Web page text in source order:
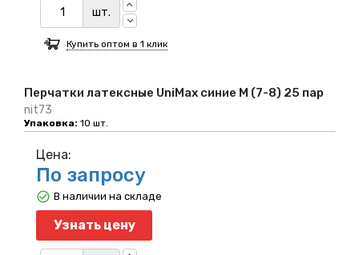
Перчатки латексные UniMax синие M (7-8) 25 пар
nit73
Упаковка: 10 шт.
шт.
Купить оптом в 1 клик
Цена:
По запросу
Узнать цену
В наличии на складе